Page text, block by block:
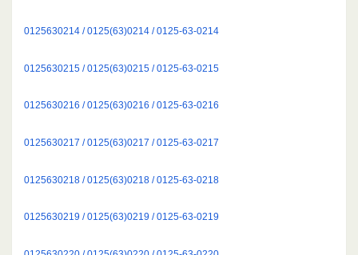
0125630214 / 0125(63)0214 / 0125-63-0214
0125630215 / 0125(63)0215 / 0125-63-0215
0125630216 / 0125(63)0216 / 0125-63-0216
0125630217 / 0125(63)0217 / 0125-63-0217
0125630218 / 0125(63)0218 / 0125-63-0218
0125630219 / 0125(63)0219 / 0125-63-0219